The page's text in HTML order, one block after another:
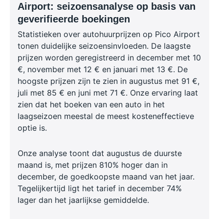
Airport: seizoensanalyse op basis van
geverifieerde boekingen
Statistieken over autohuurprijzen op Pico Airport
tonen duidelijke seizoensinvloeden. De laagste
prijzen worden geregistreerd in december met 10
€, november met 12 € en januari met 13 €. De
hoogste prijzen zijn te zien in augustus met 91 €,
juli met 85 € en juni met 71 €. Onze ervaring laat
zien dat het boeken van een auto in het
laagseizoen meestal de meest kosteneffectieve
optie is.
Onze analyse toont dat augustus de duurste
maand is, met prijzen 810% hoger dan in
december, de goedkoopste maand van het jaar.
Tegelijkertijd ligt het tarief in december 74%
lager dan het jaarlijkse gemiddelde.